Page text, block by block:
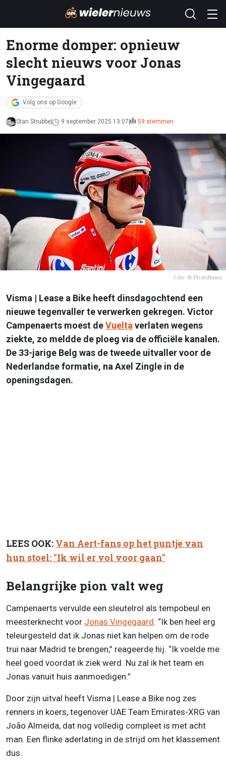
Enorme domper: opnieuw
slecht nieuws voor Jonas
Vingegaard
Volg ons op Google
Stan Strubbe 9 september 2025 13:07 59 stemmen
Foto: © PhotoNews
Visma | Lease a Bike heeft dinsdagochtend een
nieuwe tegenvaller te verwerken gekregen. Victor
Campenaerts moest deVuelta verlaten wegens
ziekte, zo meldde de ploeg via de officiële kanalen.
De 33-jarige Belg was de tweede uitvaller voor de
Nederlandse formatie, na Axel Zingle in de
openingsdagen.
LEES OOK: Van Aert-fans op het puntje van
hun stoel: "Ik wil er vol voor gaan"
Belangrijke pion valt weg
Campenaerts vervulde een sleutelrol als tempobeul en
meesterknecht voor Jonas Vingegaard. “Ik ben heel erg
teleurgesteld dat ik Jonas niet kan helpen om de rode
trui naar Madrid te brengen,” reageerde hij. “Ik voelde me
heel goed voordat ik ziek werd. Nu zal ik het team en
Jonas vanuit huis aanmoedigen.”
Door zijn uitval heeft Visma | Lease a Bike nog zes
renners in koers, tegenover UAE Team Emirates-XRG van
João Almeida, dat nog volledig compleet is met acht
man. Een flinke aderlating in de strijd om het klassement
dus.